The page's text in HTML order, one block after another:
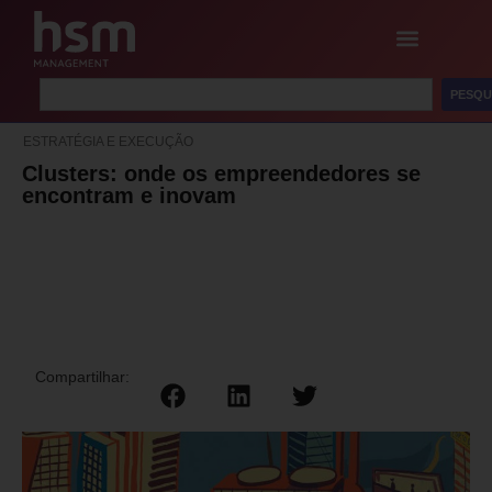
ESTRATÉGIA E EXECUÇÃO
Clusters: onde os empreendedores se
encontram e inovam
Compartilhar: